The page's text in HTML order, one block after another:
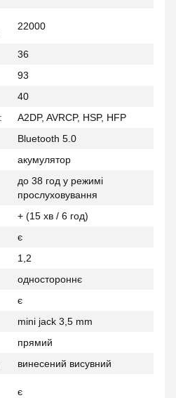
22000
36
93
40
A2DP, AVRCP, HSP, HFP
Bluetooth 5.0
акумулятор
до 38 год у режимі
прослуховування
+ (15 хв / 6 год)
є
1,2
одностороннє
є
mini jack 3,5 mm
прямий
винесений висувний
є